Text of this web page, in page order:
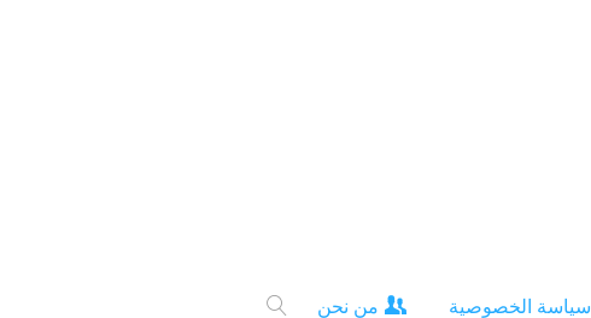
سياسة الخصوصية من نحن